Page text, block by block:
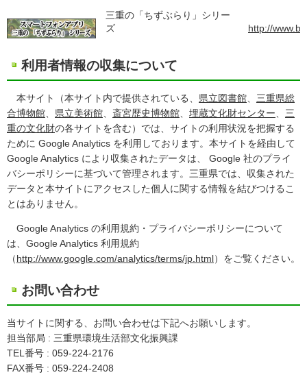
三重の「ちずぶらり」シリー
ズ
http://
利用者情報の収集について
本サイト（本サイト内で提供されている、 県立図書館
三重県総
合博物館
県立美術館 斎宮歴史博物館 埋蔵文化財センター
三
重の文化財の各サイトを含む）では、サイトの利用状況を把握する
ために Google Analytics を利用しております。本サイトを経由して
Google Analytics により収集されたデータは、 Google 社のプライ
バシーポリシーに基づいて管理されます。三重県では、収集された
データと本サイトにアクセスした個人に関する情報を結びつけるこ
とはありません。
Google Analytics の利用規約・プライバシーポリシーについて
は、Google Analytics 利用規約
（http://www.google.com/analytics/terms/jp.html）をご覧ください。
お問い合わせ
当サイトに関する、お問い合わせは下記へお願いします。
担当部局 : 三重県環境生活部文化振興課
TEL番号 : 059-224-2176
FAX番号 : 059-224-2408